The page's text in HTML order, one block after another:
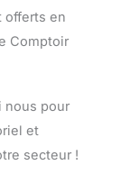
offerts en
Comptoir
nous pour
et
secteur !